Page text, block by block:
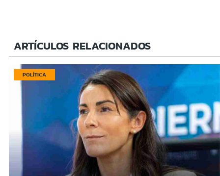
ARTÍCULOS RELACIONADOS
POLÍTICA